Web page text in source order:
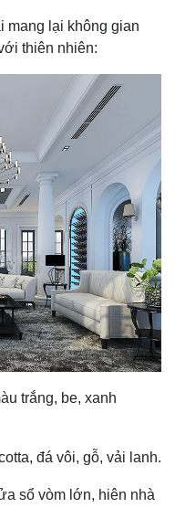
mang lại không gian
thiên nhiên:
trắng, be, xanh
đá vôi, gỗ, vải lanh.
sổ vòm lớn, hiên nhà